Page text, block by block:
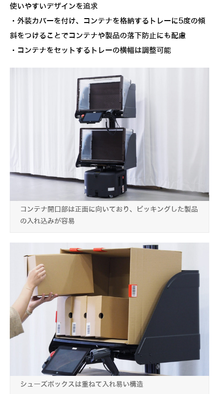
使いやすいデザインを追求
・外装カバーを付け、コンテナを格納するトレーに5度の傾
斜をつけることでコンテナや製品の落下防止にも配慮
・コンテナをセットするトレーの横幅は調整可能
コンテナ開口部は正面に向いており、ピッキングした製品
の入れ込みが容易
シューズボックスは重ねて入れ易い構造